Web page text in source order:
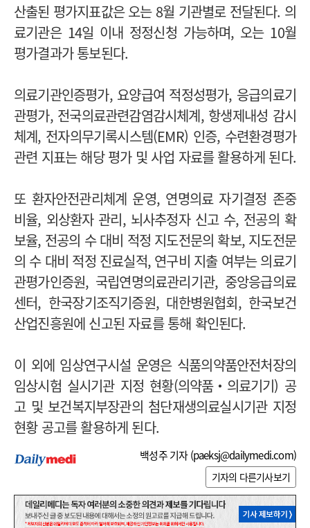
산출된 평가지표값은 오는 8월 기관별로 전달된다. 의
료기관은 14일 이내 정정신청 가능하며, 오는 10월
평가결과가 통보된다.
의료기관인증평가, 요양급여 적정성평가, 응급의료기
관평가, 전국의료관련감염감시체계, 항생제내성 감시
체계, 전자의무기록시스템(EMR) 인증, 수련환경평가
관련 지표는 해당 평가 및 사업 자료를 활용하게 된다.
또 환자안전관리체계 운영, 연명의료 자기결정 존중
비율, 외상환자 관리, 뇌사추정자 신고 수, 전공의 확
보율, 전공의 수 대비 적정 지도전문의 확보, 지도전문
의 수 대비 적정 진료실적, 연구비 지출 여부는 의료기
관평가인증원, 국립연명의료관리기관, 중앙응급의료
센터, 한국장기조직기증원, 대한병원협회, 한국보건
산업진흥원에 신고된 자료를 통해 확인된다.
이 외에 임상연구시설 운영은 식품의약품안전처장의
임상시험 실시기관 지정 현황(의약품‧의료기기) 공
고 및 보건복지부장관의 첨단재생의료실시기관 지정
현황 공고를 활용하게 된다.
백성주 기자 (paeksj@dailymedi.com)
기자의 다른기사보기